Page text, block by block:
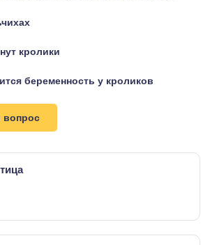
кролики
беременность у кроликов
вопрос